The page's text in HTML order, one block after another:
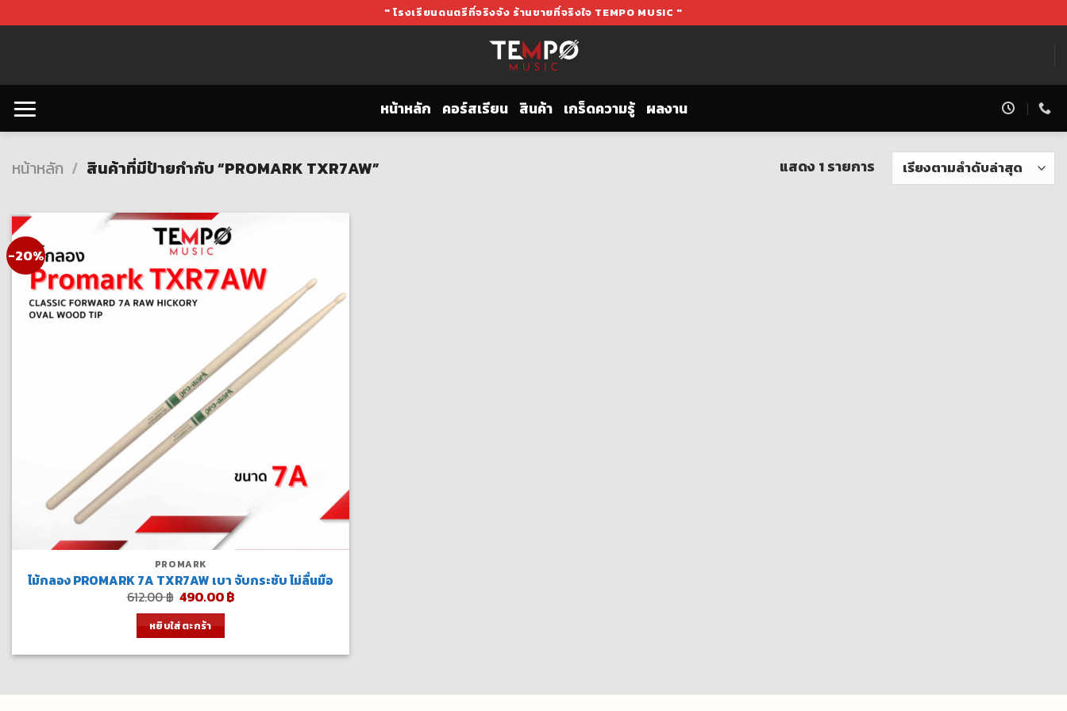
to
" โรงเรียนดนตรีที่จริงจัง ร้านขายที่จริงใจ TEMPO MUSIC "
หน้าหลัก คอร์สเรียน สินค้า เกร็ดความรู้ ผลงาน
หน้าหลัก / สินค้าที่มีป้ายกำกับ “PROMARK TXR7AW” แสดง 1 รายการ
-20%
PROMARK
ไม้กลอง PROMARK 7A TXR7AW เบา จับกระชับ ไม่ลื่นมือ
612.00฿ Original
was:
612.00 ฿.
490.00฿Current
หยิบใส่ตะกร้า